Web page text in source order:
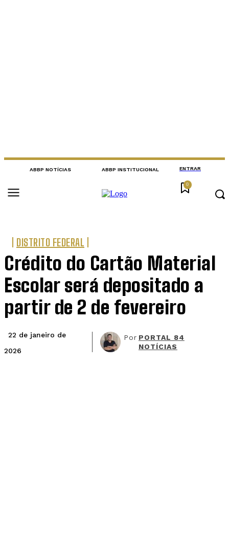
ABBP NOTÍCIAS ABBP INSTITUCIONAL ENTRAR
0
DISTRITO FEDERAL
Crédito do Cartão Material
Escolar será depositado a
partir de 2 de fevereiro
22 de janeiro de
2026
Por PORTAL 84
NOTÍCIAS